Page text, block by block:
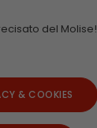
del Molise!
& COOKIES